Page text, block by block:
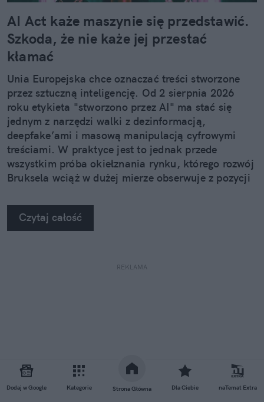
Dodaj w Google Kategorie Strona Główna Dla Ciebie naTemat Extra
AI Act każe maszynie się przedstawić.
Szkoda, że nie każe jej przestać
kłamać
Unia Europejska chce oznaczać treści stworzone
przez sztuczną inteligencję. Od 2 sierpnia 2026
roku etykieta "stworzono przez AI" ma stać się
jednym z narzędzi walki z dezinformacją,
deepfake’ami i masową manipulacją cyfrowymi
treściami. W praktyce jest to jednak przede
wszystkim próba okiełznania rynku, którego rozwój
Bruksela wciąż w dużej mierze obserwuje z pozycji
możemy tu mówić.
Czytaj całość
REKLAMA